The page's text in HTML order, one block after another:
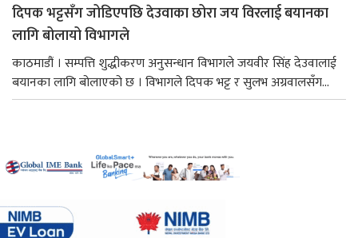
दिपक भट्टसँग जोडिएपछि देउवाका छोरा जय विरलाई बयानका
लागि बोलायो विभागले
काठमाडौं । सम्पत्ति शुद्धीकरण अनुसन्धान विभागले जयवीर सिंह देउवालाई
बयानका लागि बोलाएको छ । विभागले दिपक भट्ट र सुलभ अग्रवालसँग...